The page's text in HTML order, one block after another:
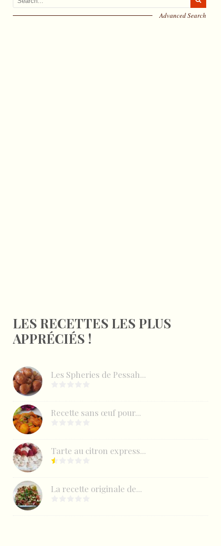
Advanced Search
LES RECETTES LES PLUS
APPRÉCIÉS !
Les Spheries de Pessah...
Recette sans œuf pour...
Tarte au citron express...
La recette originale de...